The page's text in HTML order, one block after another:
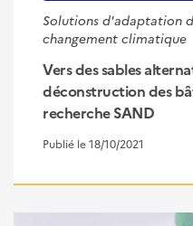
Solutions d'adaptation
changement climatique
Vers des sables
déconstruction des
recherche SAND
Publié le 18/10/2021